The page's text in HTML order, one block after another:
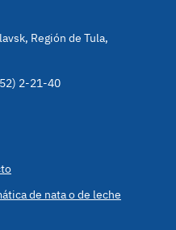
Región de Tula,
2-21-40
de nata o de leche